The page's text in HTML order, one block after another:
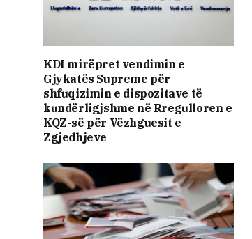
KDI mirëpret vendimin e
Gjykatës Supreme për
shfuqizimin e dispozitave të
kundërligjshme në Rregulloren e
KQZ-së për Vëzhguesit e
Zgjedhjeve